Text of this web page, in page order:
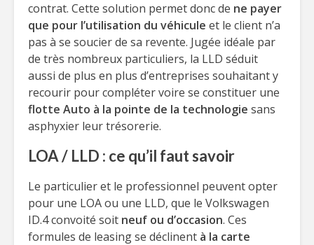
contrat. Cette solution permet donc de ne payer
que pour l’utilisation du véhicule et le client n’a
pas à se soucier de sa revente. Jugée idéale par
de très nombreux particuliers, la LLD séduit
aussi de plus en plus d’entreprises souhaitant y
recourir pour compléter voire se constituer une
flotte Auto à la pointe de la technologie sans
asphyxier leur trésorerie.
LOA / LLD : ce qu’il faut savoir
Le particulier et le professionnel peuvent opter
pour une LOA ou une LLD, que le Volkswagen
ID.4 convoité soit neuf ou d’occasion. Ces
formules de leasing se déclinent à la carte